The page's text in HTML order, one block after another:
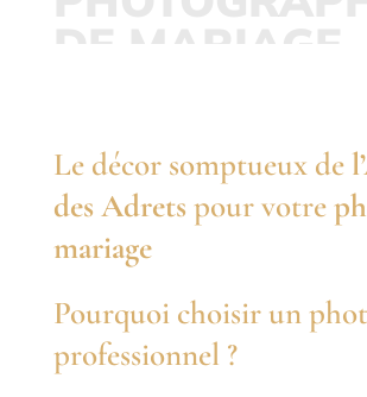
Le décor somptueux de
des Adrets pour votre
mariage
Pourquoi choisir un
professionnel ?